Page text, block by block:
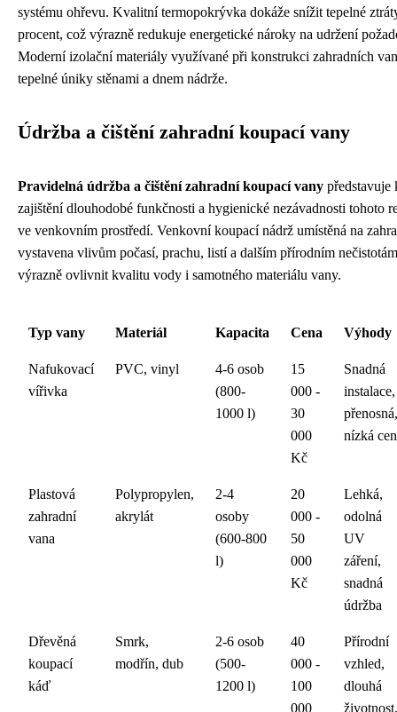
systému ohřevu. Kvalitní termopokrývka dokáže snížit tepelné
procent, což výrazně redukuje energetické nároky na udržení
Moderní izolační materiály využívané při konstrukci zahradních
tepelné úniky stěnami a dnem nádrže.
Údržba a čištění zahradní koupací vany
Pravidelná údržba a čištění zahradní koupací vany představuje
zajištění dlouhodobé funkčnosti a hygienické nezávadnosti tohoto
ve venkovním prostředí. Venkovní koupací nádrž umístěná na
vystavena vlivům počasí, prachu, listí a dalším přírodním
výrazně ovlivnit kvalitu vody i samotného materiálu vany.
Typ vany Materiál Kapacita Cena Výhody
Nafukovací
vířivka
PVC, vinyl
4-6 osob
(800-
1000 l)
15
000 -
30
000
Kč
Snadná
instalace,
přenosná,
nízká
Plastová
zahradní
vana
Polypropylen,
akrylát
2-4
osoby
(600-800
l)
20
000 -
50
000
Kč
Lehká,
odolná
UV
záření,
snadná
údržba
Dřevěná
koupací
káď
Smrk,
modřín, dub
2-6 osob
(500-
1200 l)
40
000 -
100
000
Přírodní
vzhled,
dlouhá
životnost,